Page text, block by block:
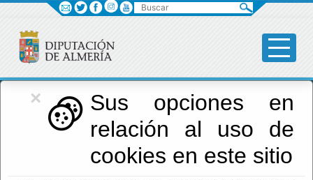
×
Sus opciones en
relación al uso de
cookies en este sitio
Diputación
Menú Diputación
Buscar